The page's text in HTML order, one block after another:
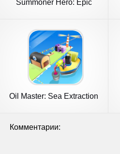
Summoner Hero: Epic
Oil Master: Sea Extraction
Комментарии: